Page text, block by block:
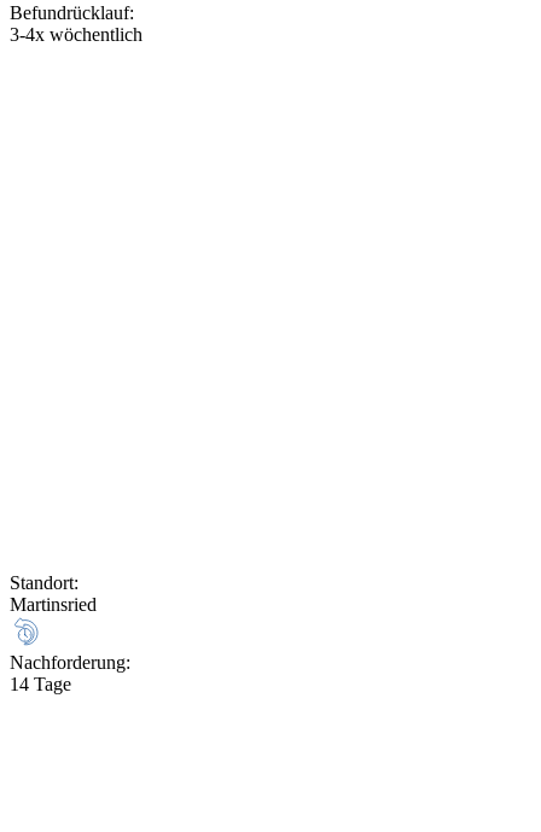
Befundrücklauf:
3-4x wöchentlich
Standort:
Martinsried
Nachforderung:
14 Tage